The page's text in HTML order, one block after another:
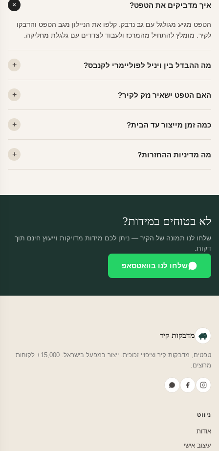
איך מדביקים את הטפט?
הטפט מגיע מגולגל עם גב נדבק. קלפו את הניילון מגב הטפט והדבקו
לקיר. מומלץ להתחיל מהמרכז ולעבוד לצדדים עם גלגלת מחליקה.
מה ההבדל בין ויניל לפוליימרי לקנבס?
פרמיום. קנבס — בד אמנותי יוקרתי, מט.
האם הטפט ישאיר נזק לקיר?
מתאים לקיר מטויח, גבס, קרמיקה וזכוכית.
כמה זמן מייצור עד הבית?
יוצאות באותו יום.
מה מדיניות ההחזרות?
לא בטוחים במידות?
שלחו לנו תמונה של הקיר — ניתן לכם מידות מדויקות וייעוץ חינם תוך
דקות.
שלחו לנו בוואטסאפ
מדבקות קיר
טפטים, מדבקות קיר וציפויי זכוכית. ייצור במפעל בישראל. 15,000+ לקוחות
מרוצים.
ניווט
אודות
עיצוב אישי